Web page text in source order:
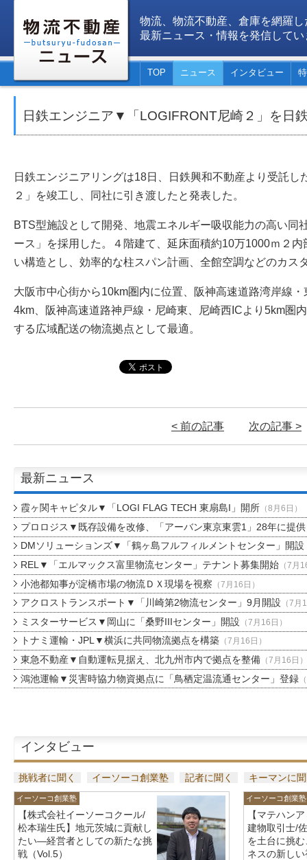
物流、物流不動産、倉庫を網羅し
最新ニュース・情報を発信してい
TOP ニュース インタビュー
日鉄エンジニア▼「LOGIFRONT尼崎２」を日
日鉄エンジニアリングは18日、日鉄興和不動産より受託し
２」を竣工し、同社に引き渡したと発表した。
BTS型施設として開発、地震エネルギー吸収能力の高い同
ース」を採用した。４階建て、延床面積約10万1000ｍ２
い構造とし、効率的な柱スパン計画、全館空調などのカス
大阪市中心街から10km圏内に位置、阪神高速道路湾岸線
4km、阪神高速道路神戸線・尼崎東、尼崎西ICより5km圏
する広域配送の物流拠点として最適。
< 前の記事 次の記事 >
最新ニュース
霞ヶ関キャピタル▼「LOGI FLAG TECH 東扇島I」開所（8月6日）
プロロジス▼既存設備を改修、「アーバン東京東雲1」28年に提供
DMソリューションズ▼「鶴ヶ島フルフィルメントセンター」開設
REL▼「エルマックス富里物流センター」テナント募集開始（7月
小池都知事が淀橋市場の物流ＤＸ現場を視察 （7月16日）
アクロストランスポート▼「川崎第2物流センター」9月開設 （7月
ミスターサービス▼岡山に「桑野IIIセンター」開設 （7月16日）
トナミ運輸・JPL▼横浜に共同物流拠点を構築（7月16日）
東急不動産▼自動運転見据え、北九州市内で拠点を整備（7月16日）
鴻池運輸▼災害時協力物資拠点に「鳥栖定温流通センター」登録
インタビュー
挑戦者に聞く イーソーコ創業塾 記者に聞く キーマンに
イーソーコ創業塾
【株式会社イーソーコクール/
松本瑞生氏】地元茨城に貢献し
たい—経営者としての新たな挑
戦（Vol.5）
イーソーコ創業塾
【マテハン
建物取引士/
を土台に挑
ネスの新し